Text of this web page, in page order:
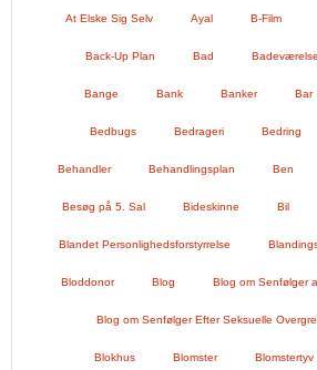
At Elske Sig Selv Ayal B-Film
Back-Up Plan Bad Badeværelse
Bange Bank Banker Bar
Bedbugs Bedrageri Bedring
Behandler Behandlingsplan Ben
Besøg på 5. Sal Bideskinne Bil
Blandet Personlighedsforstyrrelse
Bloddonor Blog Blog om Senfølger
Blog om Senfølger Efter Seksuelle
Blokhus Blomster Blomstertyv